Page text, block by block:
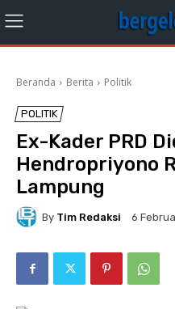
Beranda Berita Politik
POLITIK
Ex-Kader PRD
Hendropriyono
Lampung
By Tim Redaksi 6